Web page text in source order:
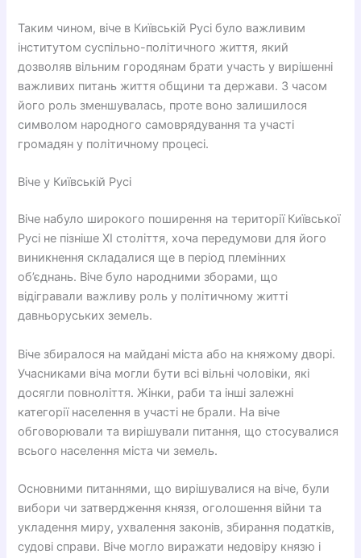
Таким чином, віче в Київській Русі було важливим
інститутом суспільно-політичного життя, який
дозволяв вільним городянам брати участь у вирішенні
важливих питань життя общини та держави. З часом
його роль зменшувалась, проте воно залишилося
символом народного самоврядування та участі
громадян у політичному процесі.
Віче у Київській Русі
Віче набуло широкого поширення на території Київської
Русі не пізніше XI століття, хоча передумови для його
виникнення складалися ще в період племінних
об’єднань. Віче було народними зборами, що
відігравали важливу роль у політичному житті
давньоруських земель.
Віче збиралося на майдані міста або на княжому дворі.
Учасниками віча могли бути всі вільні чоловіки, які
досягли повноліття. Жінки, раби та інші залежні
категорії населення в участі не брали. На віче
обговорювали та вирішували питання, що стосувалися
всього населення міста чи земель.
Основними питаннями, що вирішувалися на віче, були
вибори чи затвердження князя, оголошення війни та
укладення миру, ухвалення законів, збирання податків,
судові справи. Віче могло виражати недовіру князю і